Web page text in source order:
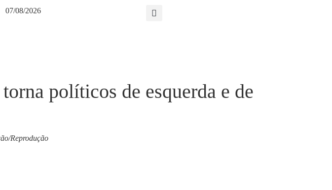
07/08/2026
políticos de esquerda e de
Reprodução